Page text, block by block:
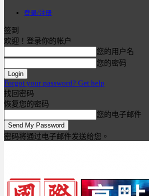
登录/注册
签到
欢迎！登录你的帐户
您的用户名
您的密码
Forgot your password? Get help
找回密码
恢复您的密码
您的电子邮件
密码将通过电子邮件发送给您。